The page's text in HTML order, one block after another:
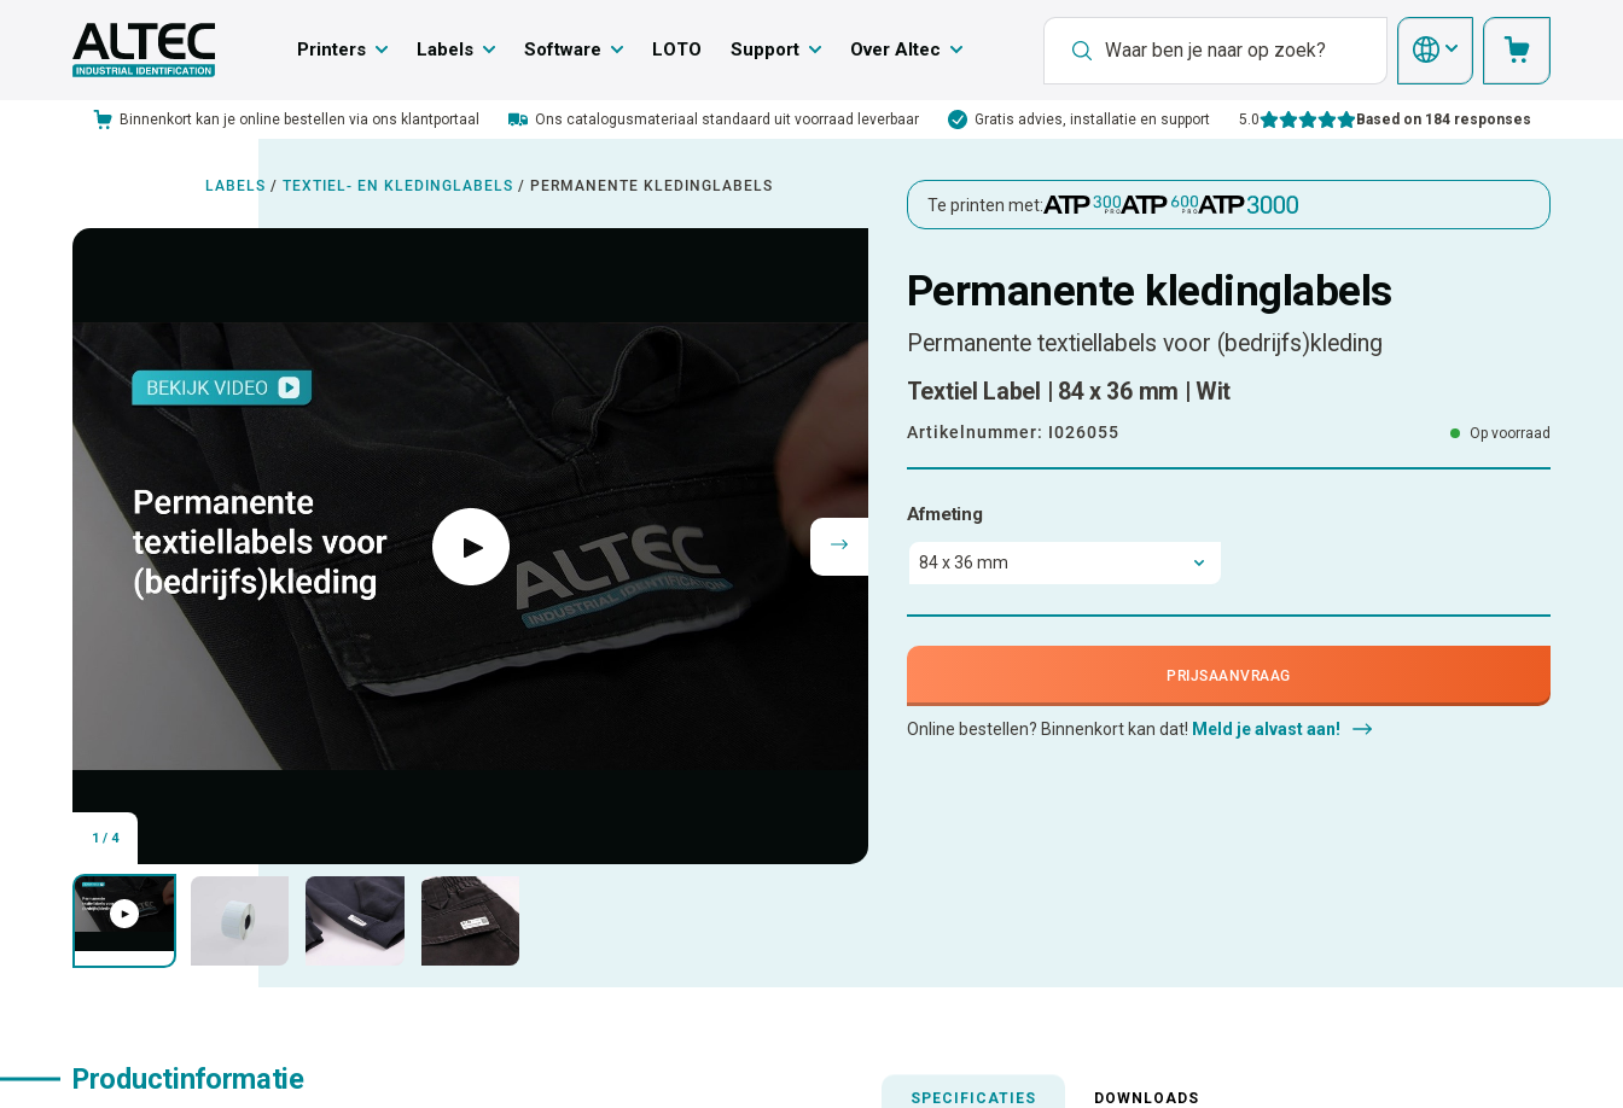
Printers Labels Software LOTO Support Over Altec
Binnenkort kan je online bestellen via ons klantportaal Ons catalogusmateriaal standaard uit voorraad leverbaar Gratis advies, installatie en support 5.0 Based on 184 responses
LABELS / TEXTIEL- EN KLEDINGLABELS / PERMANENTE KLEDINGLABELS
1 / 4
Te printen met:
Permanente kledinglabels
Permanente textiellabels voor (bedrijfs)kleding
Textiel Label | 84 x 36 mm | Wit
Artikelnummer: I026055 Op voorraad
Afmeting
PRIJSAANVRAAG
Online bestellen? Binnenkort kan dat! Meld je alvast aan!
Productinformatie
SPECIFICATIES DOWNLOADS